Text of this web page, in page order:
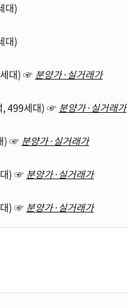
대)
대)
세대) ☞ 분양가·실거래가
, 499세대) ☞ 분양가·실거래가
) ☞ 분양가·실거래가
대) ☞ 분양가·실거래가
대) ☞ 분양가·실거래가